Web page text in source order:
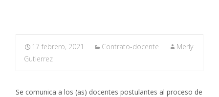
17 febrero, 2021 Contrato-docente
Merly
Gutierrez
Se comunica a los (as) docentes postulantes al proceso de